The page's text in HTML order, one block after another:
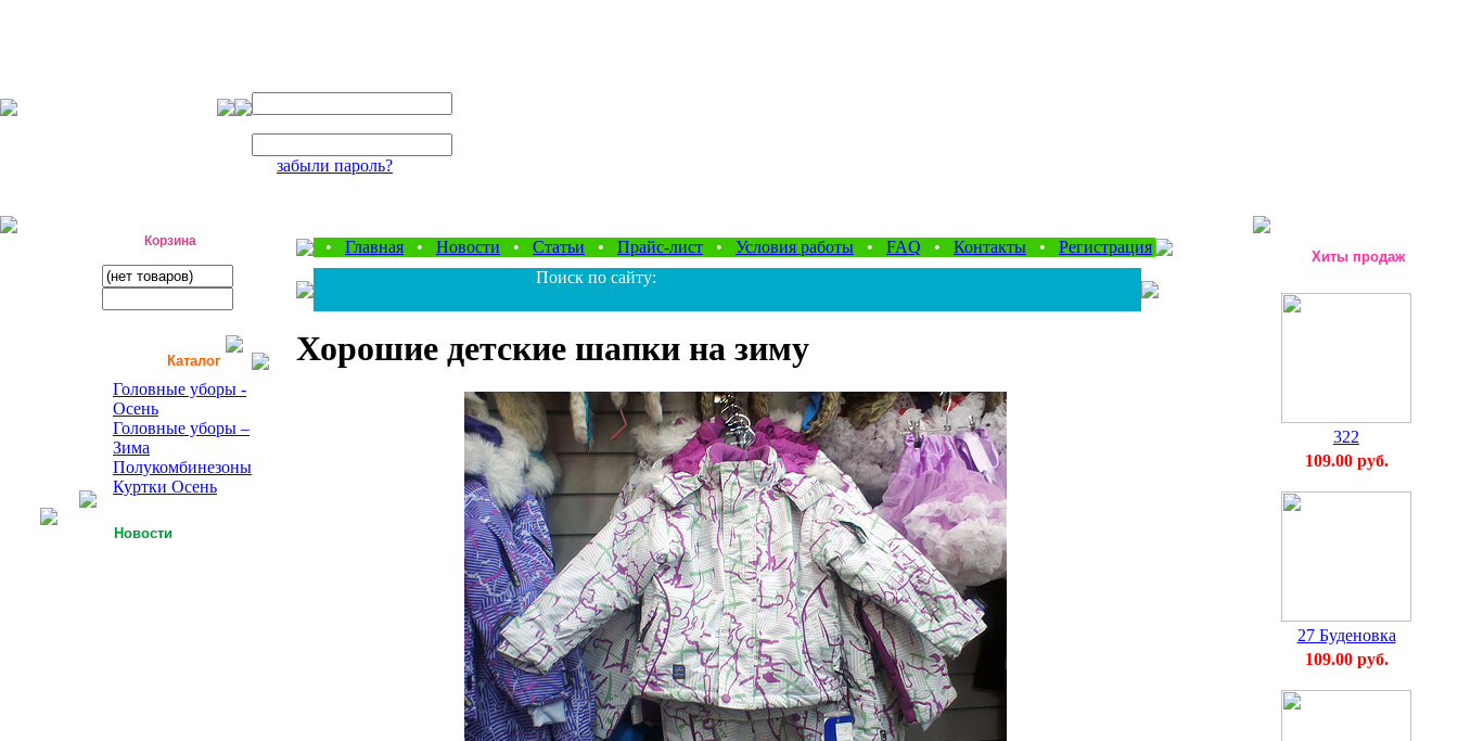
забыли пароль?
Корзина
Каталог
Головные уборы -
Осень
Головные уборы –
Зима
Полукомбинезоны
Куртки Осень
Новости
• Главная • Новости • Статьи • Прайс-лист • Условия работы • FAQ • Контакты • Регистрация
Поиск по сайту:
Хорошие детские шапки на зиму
Хиты продаж
322
109.00 руб.
27 Буденовка
109.00 руб.